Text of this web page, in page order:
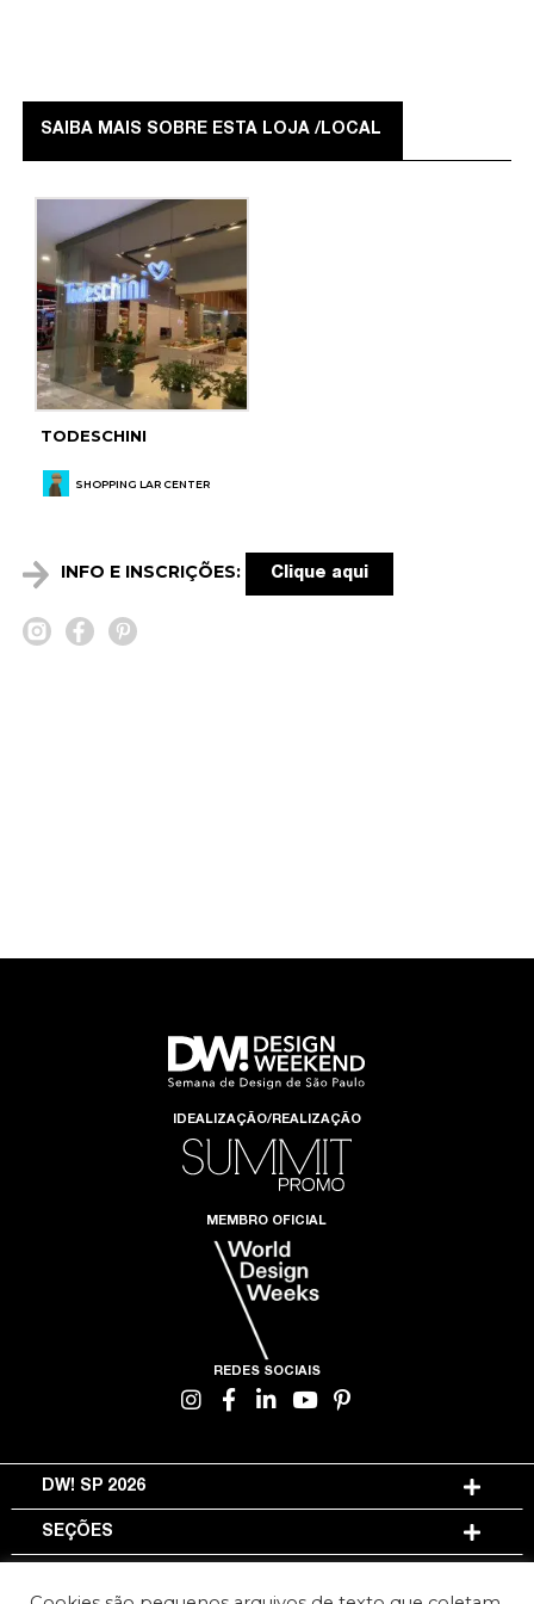
SAIBA MAIS SOBRE ESTA LOJA /LOCAL
TODESCHINI
SHOPPING LAR CENTER
INFO E INSCRIÇÕES: Clique aqui
IDEALIZAÇÃO/REALIZAÇÃO
MEMBRO OFICIAL
REDES SOCIAIS
DW! SP 2026
SEÇÕES